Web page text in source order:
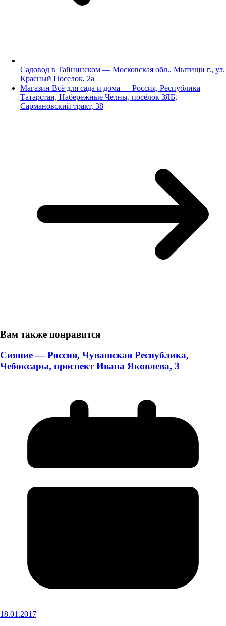
Садовод в Тайнинском — Московская обл., Мытищи г., ул.
Красный Поселок, 2а
Магазин Всё для сада и дома — Россия, Республика
Татарстан, Набережные Челны, посёлок ЗЯБ,
Сармановский тракт, 38
Вам также понравится
Сияние — Россия, Чувашская Республика,
Чебоксары, проспект Ивана Яковлева, 3
18.01.2017